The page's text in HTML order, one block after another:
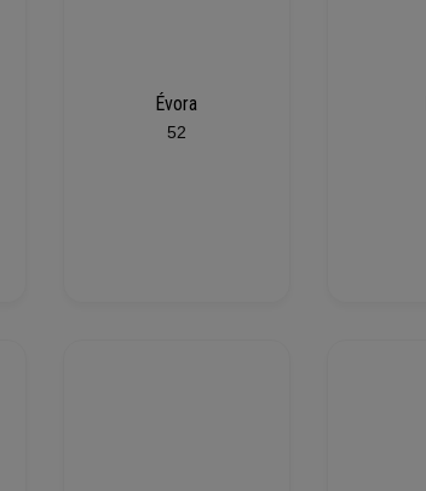
Évora
52